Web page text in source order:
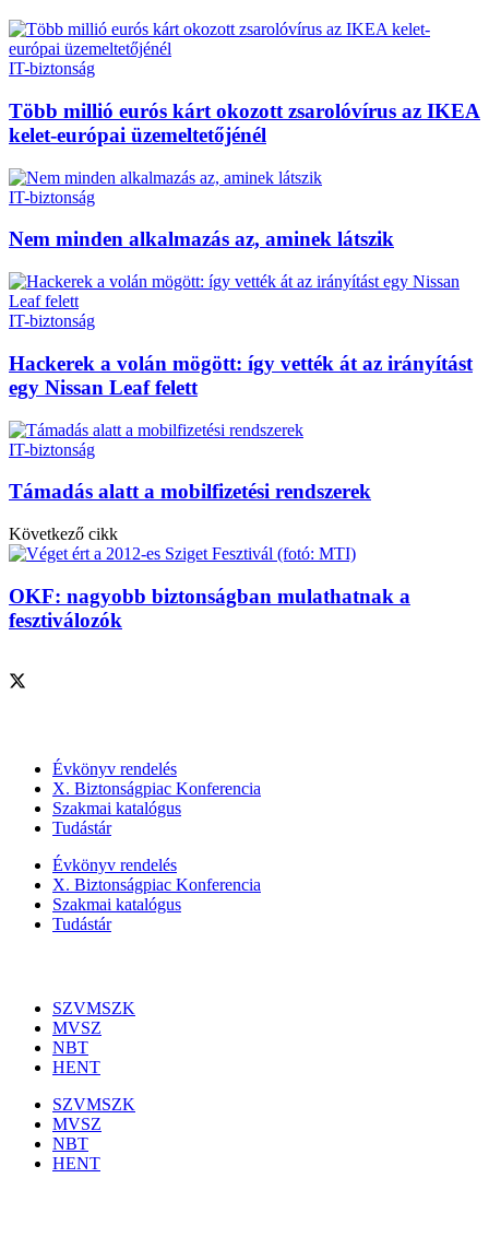
IT-biztonság
Több millió eurós kárt okozott zsarolóvírus az IKEA
kelet-európai üzemeltetőjénél
IT-biztonság
Nem minden alkalmazás az, aminek látszik
IT-biztonság
Hackerek a volán mögött: így vették át az irányítást
egy Nissan Leaf felett
IT-biztonság
Támadás alatt a mobilfizetési rendszerek
Következő cikk
OKF: nagyobb biztonságban mulathatnak a
fesztiválozók
Évkönyv rendelés
X. Biztonságpiac Konferencia
Szakmai katalógus
Tudástár
Évkönyv rendelés
X. Biztonságpiac Konferencia
Szakmai katalógus
Tudástár
SZVMSZK
MVSZ
NBT
HENT
SZVMSZK
MVSZ
NBT
HENT